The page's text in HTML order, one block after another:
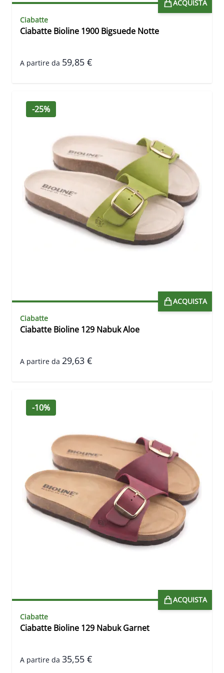
ACQUISTA
Ciabatte
Ciabatte Bioline 1900 Bigsuede Notte
A partire da 59,85 €
-25%
ACQUISTA
Ciabatte
Ciabatte Bioline 129 Nabuk Aloe
A partire da 29,63 €
-10%
ACQUISTA
Ciabatte
Ciabatte Bioline 129 Nabuk Garnet
A partire da 35,55 €